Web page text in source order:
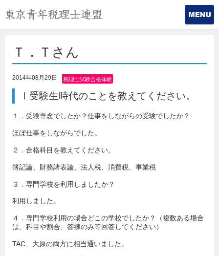
Ｔ．Ｔさん
2014年08月29日
税理士試験合格体験
Ⅰ受験生時代のことを教えてください。
１．受験専念でしたか？仕事をしながらの受験でしたか？
ほぼ仕事をしながらでした。
２．合格科目を教えてください。
簿記論、財務諸表論、法人税、消費税、事業税
３．専門学校を利用しましたか？
利用しました。
４．専門学校利用の場合どこの学校でしたか？（複数ある場合
は、科目や割合、答練のみ等回答してください）
TAC、大原の両方に相当通いました。